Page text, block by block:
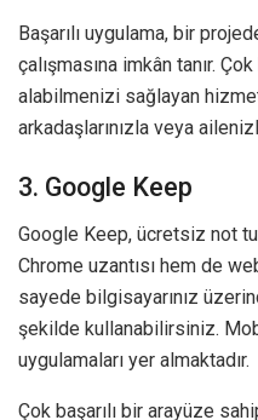
Başarılı uygulama, bir
çalışmasına imkân tanır.
alabilmenizi sağlayan
arkadaşlarınızla veya
3. Google Keep
Google Keep, ücretsiz not
Chrome uzantısı hem de
sayede bilgisayarınız
şekilde kullanabilirsiniz.
uygulamaları yer almaktadır.
Çok başarılı bir arayüze